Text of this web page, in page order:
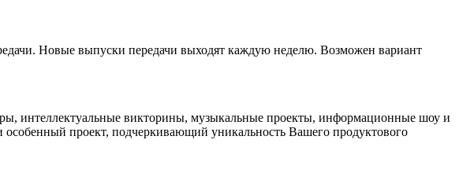
Новые выпуски передачи выходят каждую неделю. Возможен вариант
интеллектуальные викторины, музыкальные проекты, информационные шоу и
проект, подчеркивающий уникальность Вашего продуктового